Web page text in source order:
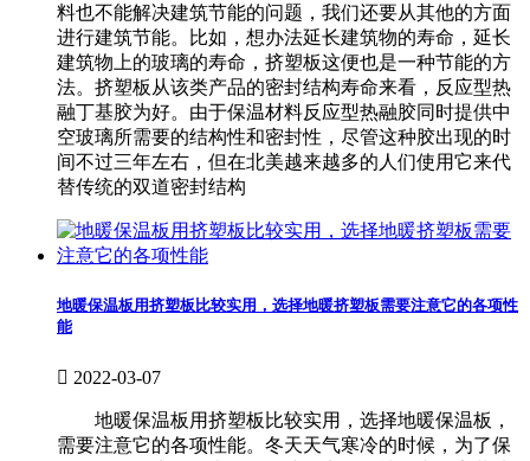
料也不能解决建筑节能的问题，我们还要从其他的方面
进行建筑节能。比如，想办法延长建筑物的寿命，延长
建筑物上的玻璃的寿命，挤塑板这便也是一种节能的方
法。挤塑板从该类产品的密封结构寿命来看，反应型热
融丁基胶为好。由于保温材料反应型热融胶同时提供中
空玻璃所需要的结构性和密封性，尽管这种胶出现的时
间不过三年左右，但在北美越来越多的人们使用它来代
替传统的双道密封结构
地暖保温板用挤塑板比较实用，选择地暖挤塑板需要注意它的各项性
能
 2022-03-07
地暖保温板用挤塑板比较实用，选择地暖保温板，
需要注意它的各项性能。冬天天气寒冷的时候，为了保